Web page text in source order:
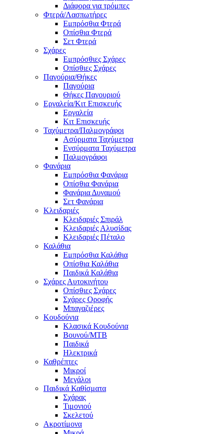
Διάφορα για τρόμπες
Φτερά/Λασπωτήρες
Εμπρόσθια Φτερά
Οπίσθια Φτερά
Σετ Φτερά
Σχάρες
Εμπρόσθιες Σχάρες
Οπίσθιες Σχάρες
Παγούρια/Θήκες
Παγούρια
Θήκες Παγουριού
Εργαλεία/Κιτ Επισκευής
Εργαλεία
Κιτ Επισκευής
Ταχύμετρα/Παλμογράφοι
Ασύρματα Ταχύμετρα
Ενσύρματα Ταχύμετρα
Παλμογράφοι
Φανάρια
Εμπρόσθια Φανάρια
Οπίσθια Φανάρια
Φανάρια Δυναμού
Σετ Φανάρια
Κλειδαριές
Κλειδαριές Σπιράλ
Κλειδαριές Αλυσίδας
Κλειδαριές Πέταλο
Καλάθια
Εμπρόσθια Καλάθια
Οπίσθια Καλάθια
Παιδικά Καλάθια
Σχάρες Αυτοκινήτου
Οπίσθιες Σχάρες
Σχάρες Οροφής
Μπαγαζιέρες
Κουδούνια
Κλασικά Κουδούνια
Βουνού/MTB
Παιδικά
Ηλεκτρικά
Καθρέπτες
Μικροί
Μεγάλοι
Παιδικά Καθίσματα
Σχάρας
Τιμονιού
Σκελετού
Ακροτίμονα